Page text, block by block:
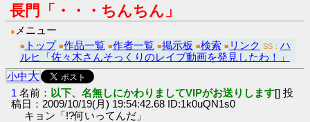
長門「・・・ちんちん」
● メニュー
■ トップ ■作品一覧 ■作者一覧 ■掲示板 ■検索 ■ リンク SS： ハ
ルヒ「佐々木さんそっくりのレイプ動画を発見したわ！」
小中大
1 名前： 以下、名無しにかわりましてVIPがお送りします[] 投
稿日：2009/10/19(月) 19:54:42.68 ID:1k0uQN1s0
キョン「!?何いってんだ」